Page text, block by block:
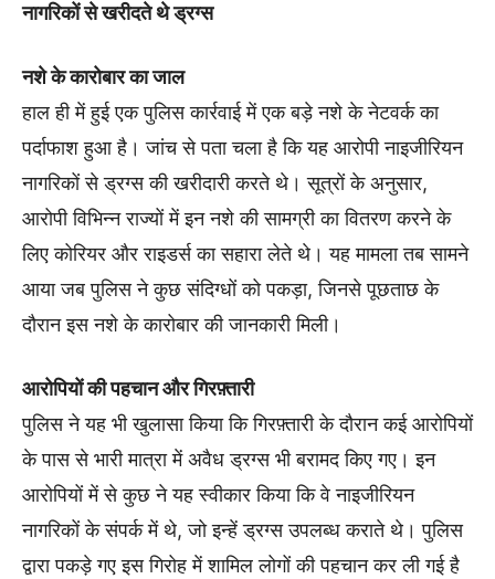
नागरिकों से खरीदते थे ड्रग्स
नशे के कारोबार का जाल
हाल ही में हुई एक पुलिस कार्रवाई में एक बड़े नशे के नेटवर्क का
पर्दाफाश हुआ है। जांच से पता चला है कि यह आरोपी नाइजीरियन
नागरिकों से ड्रग्स की खरीदारी करते थे। सूत्रों के अनुसार,
आरोपी विभिन्न राज्यों में इन नशे की सामग्री का वितरण करने के
लिए कोरियर और राइडर्स का सहारा लेते थे। यह मामला तब सामने
आया जब पुलिस ने कुछ संदिग्धों को पकड़ा, जिनसे पूछताछ के
दौरान इस नशे के कारोबार की जानकारी मिली।
आरोपियों की पहचान और गिरफ़्तारी
पुलिस ने यह भी खुलासा किया कि गिरफ़्तारी के दौरान कई आरोपियों
के पास से भारी मात्रा में अवैध ड्रग्स भी बरामद किए गए। इन
आरोपियों में से कुछ ने यह स्वीकार किया कि वे नाइजीरियन
नागरिकों के संपर्क में थे, जो इन्हें ड्रग्स उपलब्ध कराते थे। पुलिस
द्वारा पकड़े गए इस गिरोह में शामिल लोगों की पहचान कर ली गई है